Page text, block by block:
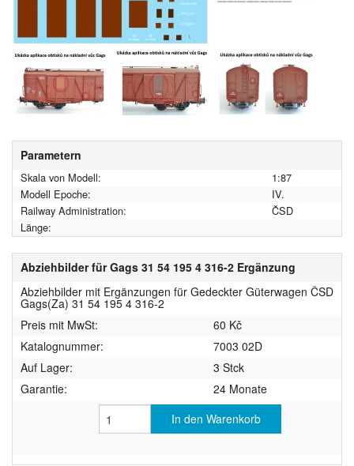
Parametern
Skala von Modell:
1:87
Modell Epoche:
IV.
Railway Administration:
ČSD
Länge:
Abziehbilder für Gags 31 54 195 4 316-2 Ergänzung
Abziehbilder mit Ergänzungen für Gedeckter Güterwagen ČSD
Gags(Za) 31 54 195 4 316-2
Preis mit MwSt:
60 Kč
Katalognummer:
7003 02D
Auf Lager:
3 Stck
Garantie:
24 Monate
In den Warenkorb